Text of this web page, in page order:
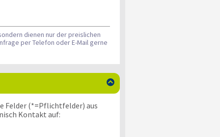
dienen nur der preislichen
per Telefon oder E-Mail gerne

Felder (*=Pflichtfelder) aus
Kontakt auf: